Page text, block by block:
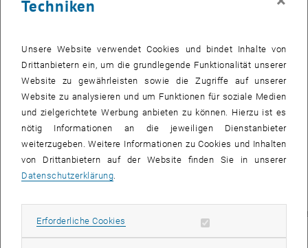
Knowledge Graphs
Sprachmodelle
Publikationen
Für Publikationen besuchen Sie bitteGoogle
Scholar, öffnet eine externe URL in einem neuen Fenster
PhD Dissertation
Aghaei, Sareh (2023): Question Answering
over Knowledge Graphs; Supervisor: Prof.
Fensel; Faculty of Mathematics, ComputerScience and Physics of
2023
Techniken
Unsere Website verwendet Cookies und bindet Inhalte von
Drittanbietern ein, um die grundlegende Funktionalität unserer
Website zu gewährleisten sowie die Zugriffe auf unserer
Website zu analysieren und um Funktionen für soziale Medien
und zielgerichtete Werbung anbieten zu können. Hierzu ist es
nötig Informationen an die jeweiligen Dienstanbieter
weiterzugeben. Weitere Informationen zu Cookies und Inhalten
von Drittanbietern auf der Website finden Sie in unserer
Datenschutzerklärung
Erforderliche Cookies Erforderliche Cookies zulassen